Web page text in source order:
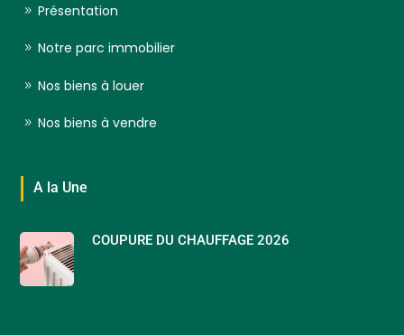
Présentation
Notre parc immobilier
Nos biens à louer
Nos biens à vendre
A la Une
COUPURE DU CHAUFFAGE 2026